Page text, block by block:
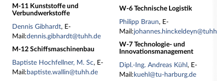
M-11 Kunststoffe und
Verbundwerkstoffe
Dennis Gibhardt, E-
Mail:dennis.gibhardt@tuhh.de
M-12 Schiffsmaschinenbau
Baptiste Hochfellner, M. Sc, E-
Mail: baptiste.wallin@tuhh.de
W-6 Technische Logistik
Philipp Braun, E-
Mail:
W-7 Technologie- und
Innovationsmanagement
Dipl.-Ing. Andreas Kühl, E-
Mail: kuehl@tu-harburg.de